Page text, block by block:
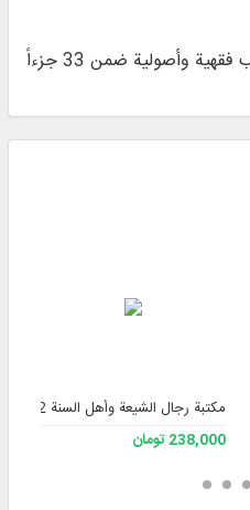
3
مكتبة رجال الشيعة وأهل السنة 2.
238,000 تومان